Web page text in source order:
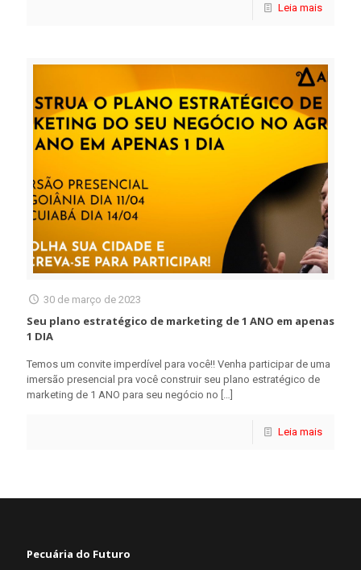
Leia mais
30 de março de 2023
Seu plano estratégico de marketing de 1 ANO em apenas
1 DIA
Temos um convite imperdível para você!! Venha participar de uma
imersão presencial pra você construir seu plano estratégico de
marketing de 1 ANO para seu negócio no […]
Leia mais
Pecuária do Futuro